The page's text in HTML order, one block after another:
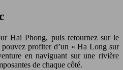
Hai Phong, puis retournez sur le
profiter d’un « Ha Long sur
en naviguant sur une rivière
de chaque côté.